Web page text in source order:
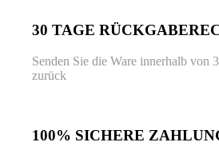
30 TAGE
Senden Sie die Ware innerhalb von
zurück
100% SICHERE